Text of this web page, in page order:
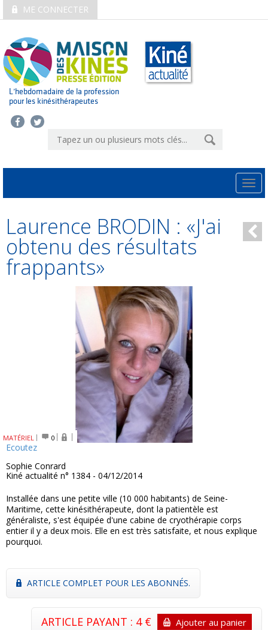
ME CONNECTER
L’hebdomadaire de la profession
pour les kinésithérapeutes
Laurence BRODIN : «J'ai
obtenu des résultats
frappants»
MATÉRIEL 0
Ecoutez
Sophie Conrard
Kiné actualité n° 1384 - 04/12/2014
Installée dans une petite ville (10 000 habitants) de Seine-
Maritime, cette kinésithérapeute, dont la patientèle est
généraliste, s'est équipée d'une cabine de cryothérapie corps
entier il y a deux mois. Elle en est très satisfaite, et nous explique
pourquoi.
ARTICLE COMPLET POUR LES ABONNÉS.
ARTICLE PAYANT : 4 € Ajouter au panier